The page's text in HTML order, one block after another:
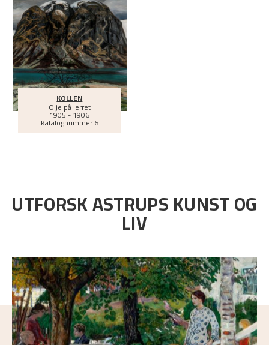
KOLLEN
Olje på lerret
1905 - 1906
Katalognummer 6
UTFORSK ASTRUPS KUNST OG
LIV